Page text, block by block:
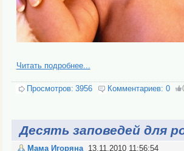
Читать подробнее...
Просмотров: 3956 Комментариев: 0
Десять заповедей для
Мама Игоряна 13.11.2010 11:56:54